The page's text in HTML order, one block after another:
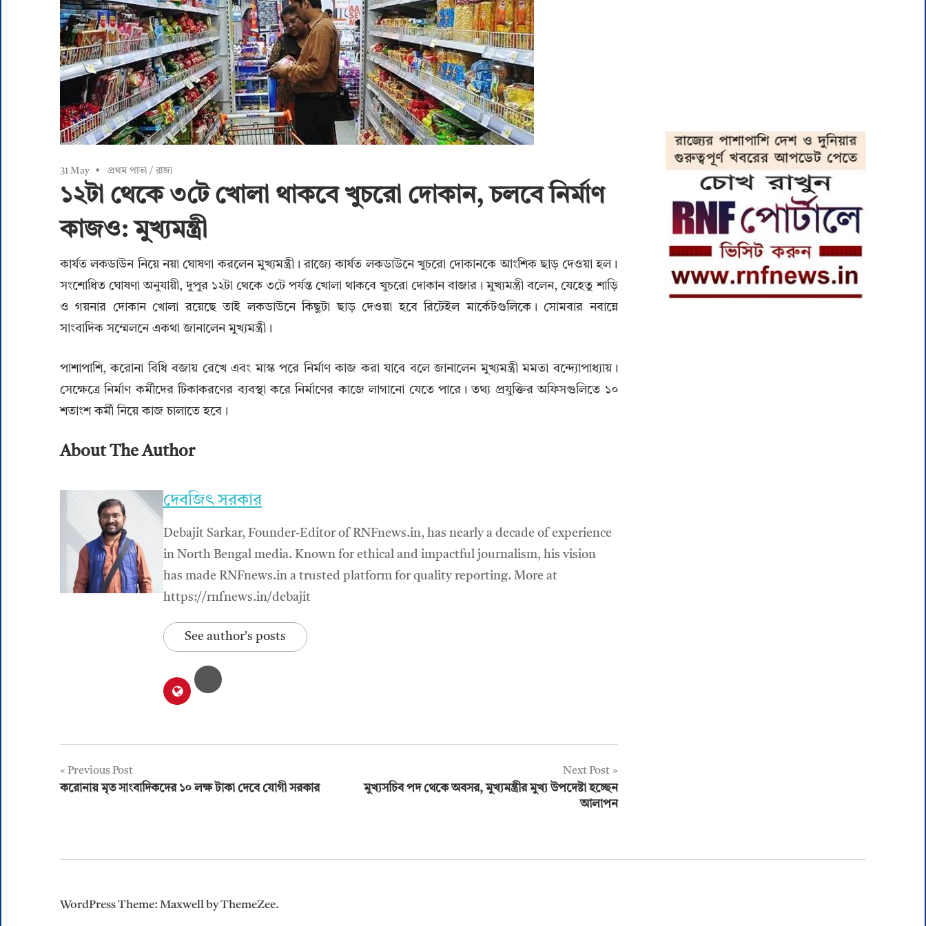
31 May প্রথম পাতা /রাজ্য
১২টা থেকে ৩টে খোলা থাকবে খুচরো দোকান, চলবে নির্মাণ
কাজও: মুখ্যমন্ত্রী
কার্যত লকডাউন নিয়ে নয়া ঘোষণা করলেন মুখ্যমন্ত্রী। রাজ্যে কার্যত লকডাউনে খুচরো দোকানকে আংশিক ছাড় দেওয়া হল।
সংশোধিত ঘোষণা অনুযায়ী, দুপুর ১২টা থেকে ৩টে পর্যন্ত খোলা থাকবে খুচরো দোকান বাজার। মুখ্যমন্ত্রী বলেন, যেহেতু শাড়ি
ও গয়নার দোকান খোলা রয়েছে তাই লকডাউনে কিছুটা ছাড় দেওয়া হবে রিটেইল মার্কেটগুলিকে। সোমবার নবান্নে
সাংবাদিক সম্মেলনে একথা জানালেন মুখ্যমন্ত্রী।
পাশাপাশি, করোনা বিধি বজায় রেখে এবং মাস্ক পরে নির্মাণ কাজ করা যাবে বলে জানালেন মুখ্যমন্ত্রী মমতা বন্দ্যোপাধ্যায়।
সেক্ষেত্রে নির্মাণ কর্মীদের টিকাকরণের ব্যবস্থা করে নির্মাণের কাজে লাগানো যেতে পারে। তথ্য প্রযুক্তির অফিসগুলিতে ১০
শতাংশ কর্মী নিয়ে কাজ চালাতে হবে।
About The Author
দেবজিৎ সরকার
Debajit Sarkar, Founder-Editor of RNFnews.in, has nearly a decade of experience
in North Bengal media. Known for ethical and impactful journalism, his vision
has made RNFnews.in a trusted platform for quality reporting. More at
https://rnfnews.in/debajit
See author's posts
Post
navigation
Previous Post
করোনায় মৃত সাংবাদিকদের ১০ লক্ষ টাকা দেবে যোগী সরকার
Next Post
মুখ্যসচিব পদ থেকে অবসর, মুখ্যমন্ত্রীর মুখ্য উপদেষ্টা হচ্ছেন
আলাপন
WordPress Theme: Maxwell by ThemeZee.